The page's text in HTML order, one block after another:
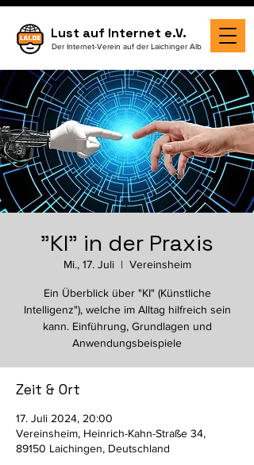
Lust auf Internet e.V.
Der Internet-Verein auf der Laichinger Alb
"KI" in der Praxis
Mi., 17. Juli
  |
Vereinsheim
Ein Überblick über "KI" (Künstliche
Intelligenz"), welche im Alltag hilfreich sein
kann. Einführung, Grundlagen und
Anwendungsbeispiele
Zeit & Ort
17. Juli 2024, 20:00
Vereinsheim, Heinrich-Kahn-Straße 34,
89150 Laichingen, Deutschland